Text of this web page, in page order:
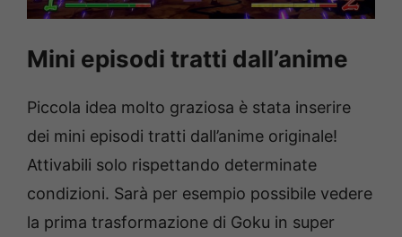
Mini episodi tratti dall’anime
Piccola idea molto graziosa è stata inserire
dei mini episodi tratti dall’anime originale!
Attivabili solo rispettando determinate
condizioni. Sarà per esempio possibile vedere
la prima trasformazione di Goku in super